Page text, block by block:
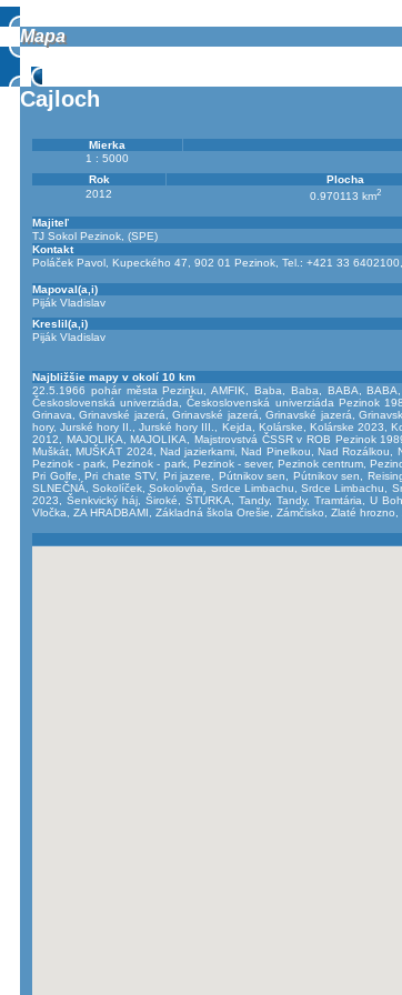
Mapa
Mapa
Cajloch
Mierka
1 : 5000
Rok
Plocha
2012
0.970113 km2
Majiteľ
TJ Sokol Pezinok, (SPE)
Kontakt
Poláček Pavol, Kupeckého 47, 902 01 Pezinok, Tel.: +421 33
Mapoval(a,i)
Piják Vladislav
Kreslil(a,i)
Piják Vladislav
Najbližšie mapy v okolí 10 km
22.5.1966 pohár města Pezinku,AMFIK, Baba, Baba, BABA, BABA,
Československá univerziáda,Československá univerziáda Pezinok
Grinava,Grinavské jazerá,Grinavské jazerá,Grinavské jazerá,
hory,Jurské hory II.,Jurské hory III., Kejda, Kolárske, Kolárske 2023,
2012, MAJOLIKA, MAJOLIKA, Majstrovstvá ČSSR v ROB Pezinok
Muškát, MUŠKÁT 2024, Nad jazierkami, Nad Pinelkou, Nad Rozálkou,
Pezinok - park, Pezinok - park, Pezinok - sever, Pezinok centrum,
Pri Golfe, Pri chate STV, Pri jazere, Pútnikov sen, Pútnikov sen,
SLNEČNÁ,Sokolíček,Sokolovňa, Srdce Limbachu,Srdce Limbachu,
2023, Šenkvický háj, Široké, ŠTÚRKA, Tandy, Tandy, Tramtária, U
Vločka, ZA HRADBAMI , Základná škola Orešie, Zámčisko, Zlaté hrozno,